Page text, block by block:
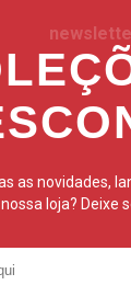
as novidades,
loja? Deixe